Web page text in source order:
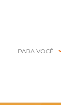
PARA VOCÊ